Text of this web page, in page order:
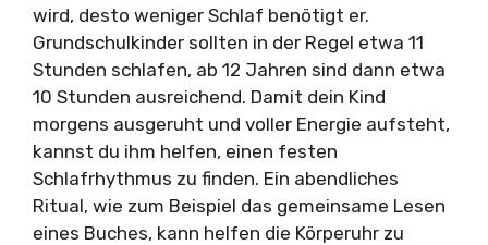
wird, desto weniger Schlaf benötigt er.
Grundschulkinder sollten in der Regel etwa 11
Stunden schlafen, ab 12 Jahren sind dann etwa
10 Stunden ausreichend. Damit dein Kind
morgens ausgeruht und voller Energie aufsteht,
kannst du ihm helfen, einen festen
Schlafrhythmus zu finden. Ein abendliches
Ritual, wie zum Beispiel das gemeinsame Lesen
eines Buches, kann helfen die Körperuhr zu